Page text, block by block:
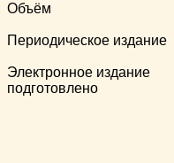
Объём
Периодическое издание
Электронное издание
подготовлено